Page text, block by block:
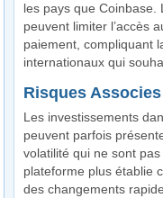
les pays que Coinbase.
peuvent limiter l’accès
paiement, compliquant
internationaux qui
Risques
Les investissements
peuvent parfois
volatilité qui ne sont
plateforme plus établie
des changements